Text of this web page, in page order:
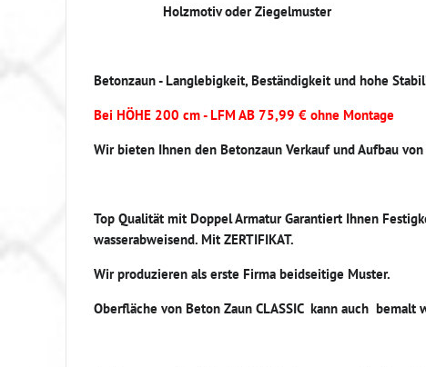
Holzmotiv oder Ziegelmuster
Betonzaun - Langlebigkeit, Beständigkeit und hohe
Bei HÖHE 200 cm - LFM AB 75,99 € ohne Montage
Wir bieten Ihnen den Betonzaun Verkauf und Aufbau
Top Qualität mit Doppel Armatur Garantiert Ihnen
wasserabweisend. Mit ZERTIFIKAT.
Wir produzieren als erste Firma beidseitige Muster.
Oberfläche von Beton Zaun CLASSIC kann auch